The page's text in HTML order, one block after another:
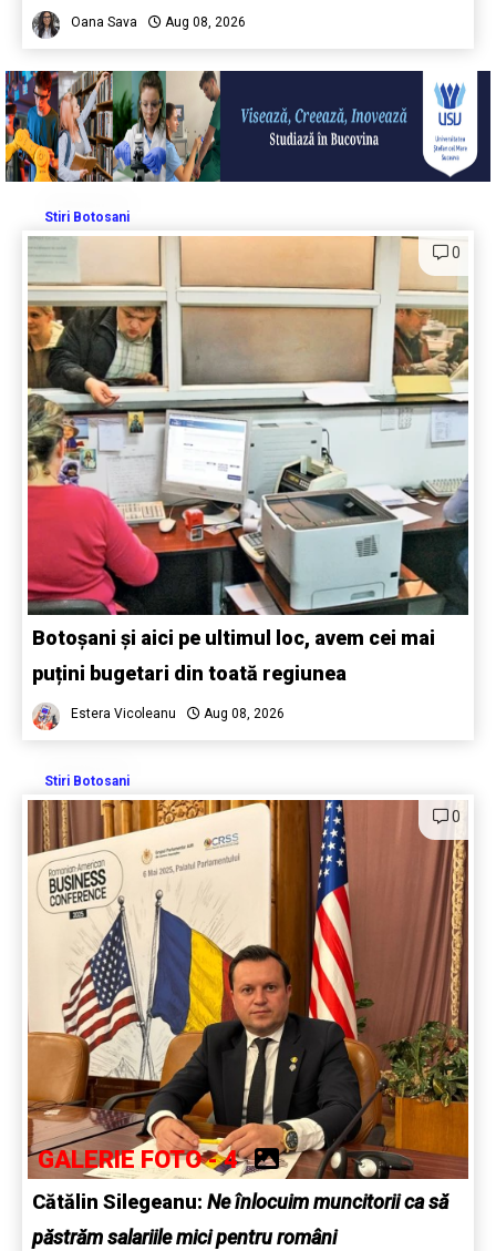
Oana Sava Aug 08, 2026
Stiri Botosani
0
Botoșani și aici pe ultimul loc, avem cei mai
puțini bugetari din toată regiunea
Estera Vicoleanu Aug 08, 2026
Stiri Botosani
0
GALERIE FOTO - 4
Cătălin Silegeanu: Ne înlocuim muncitorii ca să
păstrăm salariile mici pentru români